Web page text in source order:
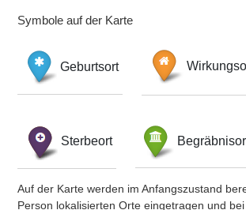
Symbole auf der Karte
Geburtsort
Sterbeort
Auf der Karte werden im Anfangszustand
Person lokalisierten Orte eingetragen und